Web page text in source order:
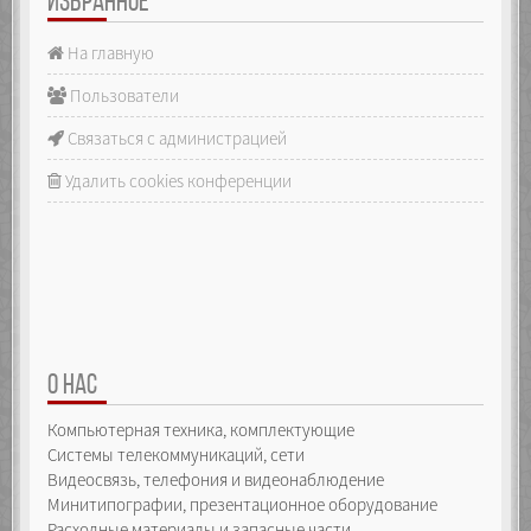
На главную
Пользователи
Связаться с администрацией
Удалить cookies конференции
О НАС
Компьютерная техника, комплектующие
Системы телекоммуникаций, сети
Видеосвязь, телефония и видеонаблюдение
Минитипографии, презентационное оборудование